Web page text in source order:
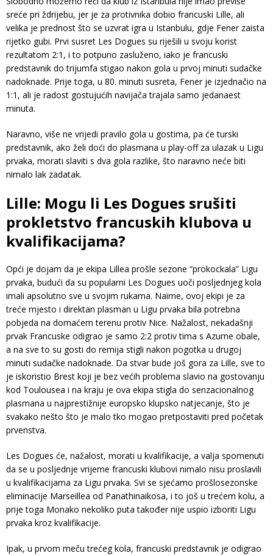
sreće pri ždrijebu, jer je za protivnika dobio francuski Lille, ali
velika je prednost što se uzvrat igra u Istanbulu, gdje Fener zaista
rijetko gubi. Prvi susret Les Dogues su riješili u svoju korist
rezultatom 2:1, i to potpuno zasluženo, iako je francuski
predstavnik do trijumfa stigao nakon gola u prvoj minuti sudačke
nadoknade. Prije toga, u 80. minuti susreta, Fener je izjednačio na
1:1, ali je radost gostujućih navijača trajala samo jedanaest
minuta.
Naravno, više ne vrijedi pravilo gola u gostima, pa će turski
predstavnik, ako želi doći do plasmana u play-off za ulazak u Ligu
prvaka, morati slaviti s dva gola razlike, što naravno neće biti
nimalo lak zadatak.
Lille: Mogu li Les Dogues srušiti
prokletstvo francuskih klubova u
kvalifikacijama?
Opći je dojam da je ekipa Lillea prošle sezone “prokockala” Ligu
prvaka, budući da su popularni Les Dogues uoči posljednjeg kola
imali apsolutno sve u svojim rukama. Naime, ovoj ekipi je za
treće mjesto i direktan plasman u Ligu prvaka bila potrebna
pobjeda na domaćem terenu protiv Nice. Nažalost, nekadašnji
prvak Francuske odigrao je samo 2:2 protiv tima s Azurne obale,
a na sve to su gosti do remija stigli nakon pogotka u drugoj
minuti sudačke nadoknade. Da stvar bude još gora za Lille, sve to
je iskoristio Brest koji je bez većih problema slavio na gostovanju
kod Toulousea i na kraju je ova ekipa stigla do senzacionalnog
plasmana u najprestižnije europsko klupsko natjecanje, što je
svakako nešto što je malo tko mogao pretpostaviti pred početak
prvenstva.
Les Dogues će, nažalost, morati u kvalifikacije, a valja spomenuti
da se u posljednje vrijeme francuski klubovi nimalo nisu proslavili
u kvalifikacijama za Ligu prvaka. Svi se sjećamo prošlosezonske
eliminacije Marseillea od Panathinaikosa, i to još u trećem kolu, a
prije toga Monako nekoliko puta također nije uspio izboriti Ligu
prvaka kroz kvalifikacije.
Ipak, u prvom meču trećeg kola, francuski predstavnik je odigrao